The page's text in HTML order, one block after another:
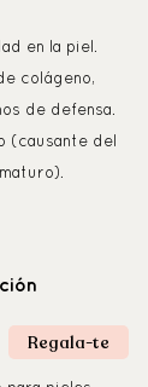
en la piel.
colágeno,
de defensa.
(causante del
Regala-te